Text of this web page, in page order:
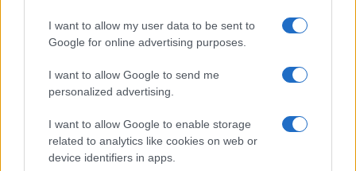
I want to allow my user data to be sent to
Google for online advertising purposes.
I want to allow Google to send me
personalized advertising.
I want to allow Google to enable storage
related to analytics like cookies on web or
device identifiers in apps.
dell’efficienza investigativa,il rischio è che
l’eccezione diventi la regola. Naturalmente
questo non significa che un parlamentare debba
godere di privilegi personali. Se emergessero
elementi sufficienti per contestare un reato,
sarebbe giusto procedere come nei confronti di
qualsiasi altro cittadino. Il principio liberale non è